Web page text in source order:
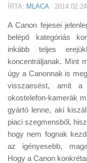
Tudástár
Tanácsok
Érdekességek
Helyszíni Riport
E-BB
ÍRTA: MLACA· 2014.02.24
A Canon fejesei
belépő kategóriás
inkább teljes
koncentráljanak. Mint
úgy a Canonnak is
visszaesést, amit
okostelefon-kamerák
gyártó lenne, aki
piaci szegmensből,
hogy nem fognak
az igényesebb,
Hogy a Canon